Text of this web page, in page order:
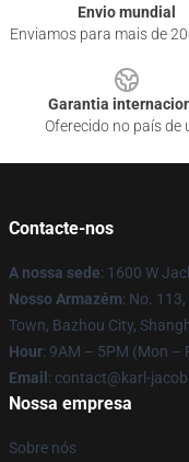
Envio mundial
Enviamos para mais de
Garantia
Oferecido no país de
Contacte-nos
A nossa sede: 1600 W
Nosso Armazém: No.
Town, Bazhou City,
Hour: 9AM – 5PM (Mon –
Email : contact@karl-
Nossa empresa
Sobre nós